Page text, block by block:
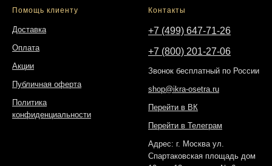
Помощь клиенту
Доставка
Оплата
Акции
Публичная оферта
Политика
конфиденциальности
Контакты
+7 (499) 647-71-26
+7 (800) 201-27-06
Звонок бесплатный по России
shop@ikra-osetra.ru
Перейти в ВК
Перейти в Телеграм
Адрес: г. Москва ул.
Спартаковская площадь дом